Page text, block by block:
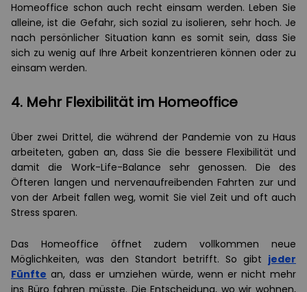
Homeoffice schon auch recht einsam werden. Leben Sie
alleine, ist die Gefahr, sich sozial zu isolieren, sehr hoch. Je
nach persönlicher Situation kann es somit sein, dass Sie
sich zu wenig auf Ihre Arbeit konzentrieren können oder zu
einsam werden.
4. Mehr Flexibilität im Homeoffice
Über zwei Drittel, die während der Pandemie von zu Haus
arbeiteten, gaben an, dass Sie die bessere Flexibilität und
damit die Work-Life-Balance sehr genossen. Die des
Öfteren langen und nervenaufreibenden Fahrten zur und
von der Arbeit fallen weg, womit Sie viel Zeit und oft auch
Stress sparen.
Das Homeoffice öffnet zudem vollkommen neue
Möglichkeiten, was den Standort betrifft. So gibt jeder
Fünfte an, dass er umziehen würde, wenn er nicht mehr
ins Büro fahren müsste. Die Entscheidung, wo wir wohnen,